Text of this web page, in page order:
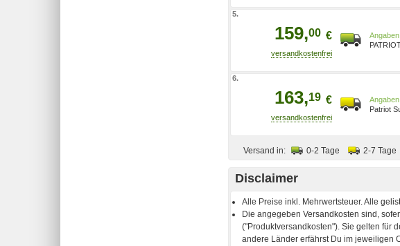
5.
159,00 €
6.
163,19 €
Patriot
Versand in: 0-2 Tage 2-7 Tage
Disclaimer